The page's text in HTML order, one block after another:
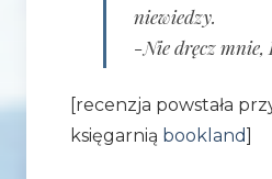
niewiedzy.
-Nie dręcz mnie,
[recenzja powstała
księgarnią bookland